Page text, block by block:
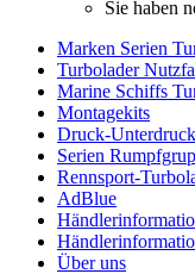
Sie haben
Marken Serien
Turbolader
Marine Schiffs
Montagekits
Druck-
Serien
Rennsport-
AdBlue
Über uns